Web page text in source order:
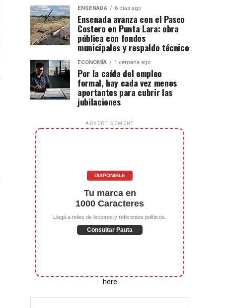
ENSENADA 6 días ago
Ensenada avanza con el Paseo
Costero en Punta Lara: obra
pública con fondos
municipales y respaldo técnico
ECONOMÍA 1 semana ago
Por la caída del empleo
formal, hay cada vez menos
aportantes para cubrir las
jubilaciones
ADVERTISEMENT
DISPONIBLE
Tu marca en
1000 Caracteres
Llegá a miles de lectores y referentes políticos.
Consultar Pauta
here